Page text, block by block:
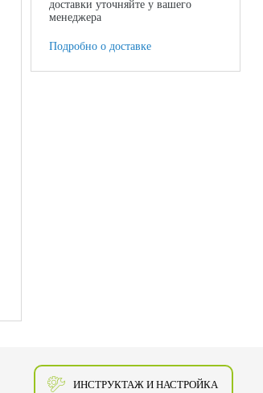
доставки уточняйте у вашего
менеджера
Подробно о доставке
ИНСТРУКТАЖ И НАСТРОЙКА